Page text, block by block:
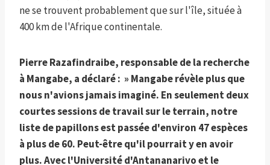
ne se trouvent probablement que sur l'île, située à
400 km de l'Afrique continentale.
Pierre Razafindraibe, responsable de la recherche
à Mangabe, a déclaré : » Mangabe révèle plus que
nous n'avions jamais imaginé. En seulement deux
courtes sessions de travail sur le terrain, notre
liste de papillons est passée d'environ 47 espèces
à plus de 60. Peut-être qu'il pourrait y en avoir
plus. Avec l'Université d'Antananarivo et le